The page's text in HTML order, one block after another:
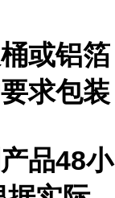
或铝箔
求包装
品48小